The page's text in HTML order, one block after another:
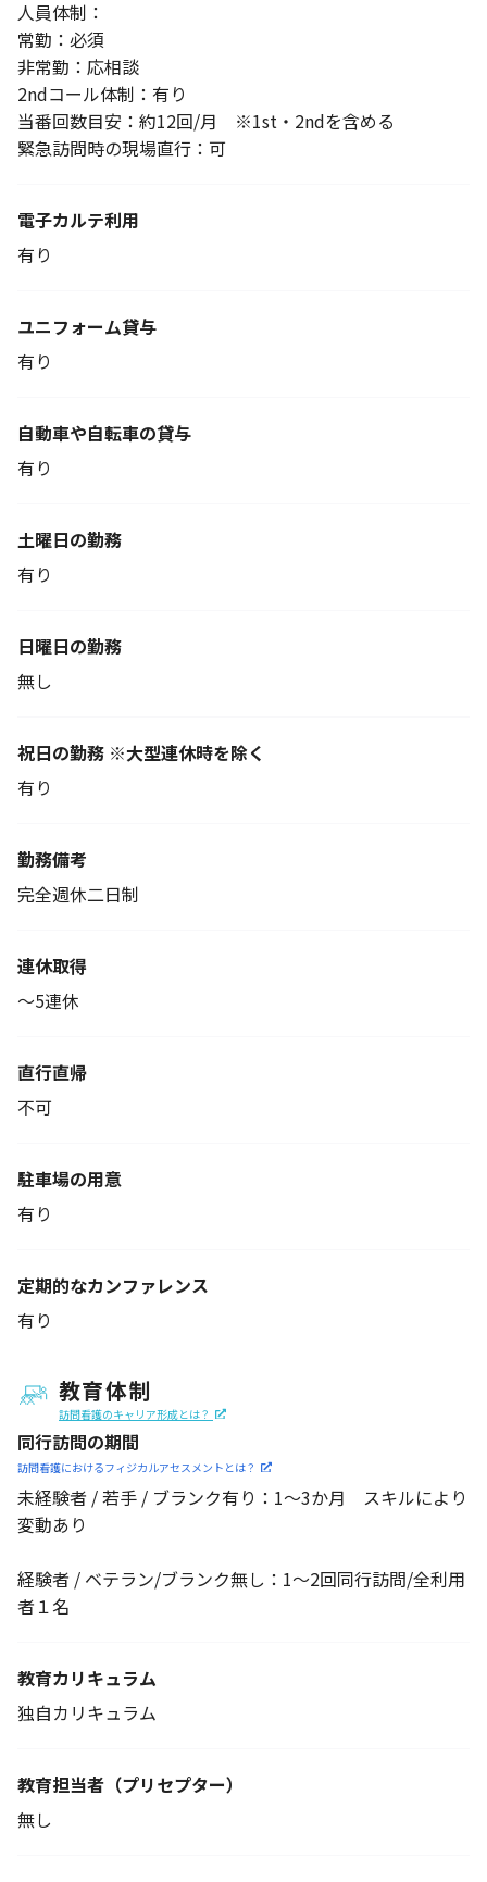
人員体制：
常勤：必須
非常勤：応相談
2ndコール体制：有り
当番回数目安：約12回/月 ※1st・2ndを含める
緊急訪問時の現場直行：可
電子カルテ利用
有り
ユニフォーム貸与
有り
自動車や自転車の貸与
有り
土曜日の勤務
有り
日曜日の勤務
無し
祝日の勤務 ※大型連休時を除く
有り
勤務備考
完全週休二日制
連休取得
～5連休
直行直帰
不可
駐車場の用意
有り
定期的なカンファレンス
有り
教育体制
訪問看護のキャリア形成とは？
同行訪問の期間
訪問看護におけるフィジカルアセスメントとは？
未経験者 / 若手 / ブランク有り：1～3か月 スキルにより
変動あり
経験者 / ベテラン/ブランク無し：1～2回同行訪問/全利用
者１名
教育カリキュラム
独自カリキュラム
教育担当者 （プリセプター）
無し